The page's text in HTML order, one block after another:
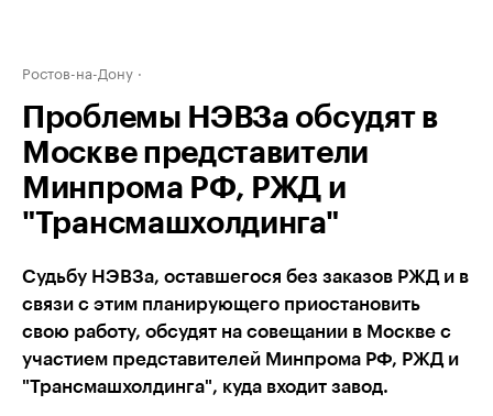
Ростов-на-Дону
Проблемы НЭВЗа обсудят в
Москве представители
Минпрома РФ, РЖД и
"Трансмашхолдинга"
Судьбу НЭВЗа, оставшегося без заказов РЖД и в
связи с этим планирующего приостановить
свою работу, обсудят на совещании в Москве с
участием представителей Минпрома РФ, РЖД и
"Трансмашхолдинга", куда входит завод.